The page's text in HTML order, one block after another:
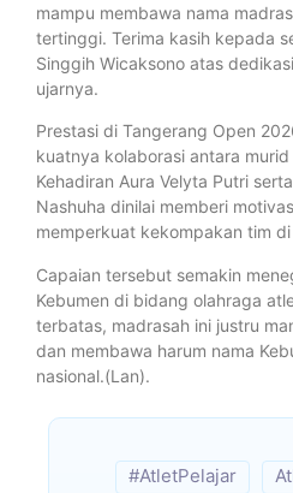
mampu membawa nama
tertinggi. Terima kasih kepada
Singgih Wicaksono atas
ujarnya.
Prestasi di Tangerang Open
kuatnya kolaborasi antara
Kehadiran Aura Velyta Putri
Nashuha dinilai memberi
memperkuat kekompakan tim di
Capaian tersebut semakin
Kebumen di bidang olahraga
terbatas, madrasah ini justru
dan membawa harum nama
nasional.(Lan).
#AtletPelajar